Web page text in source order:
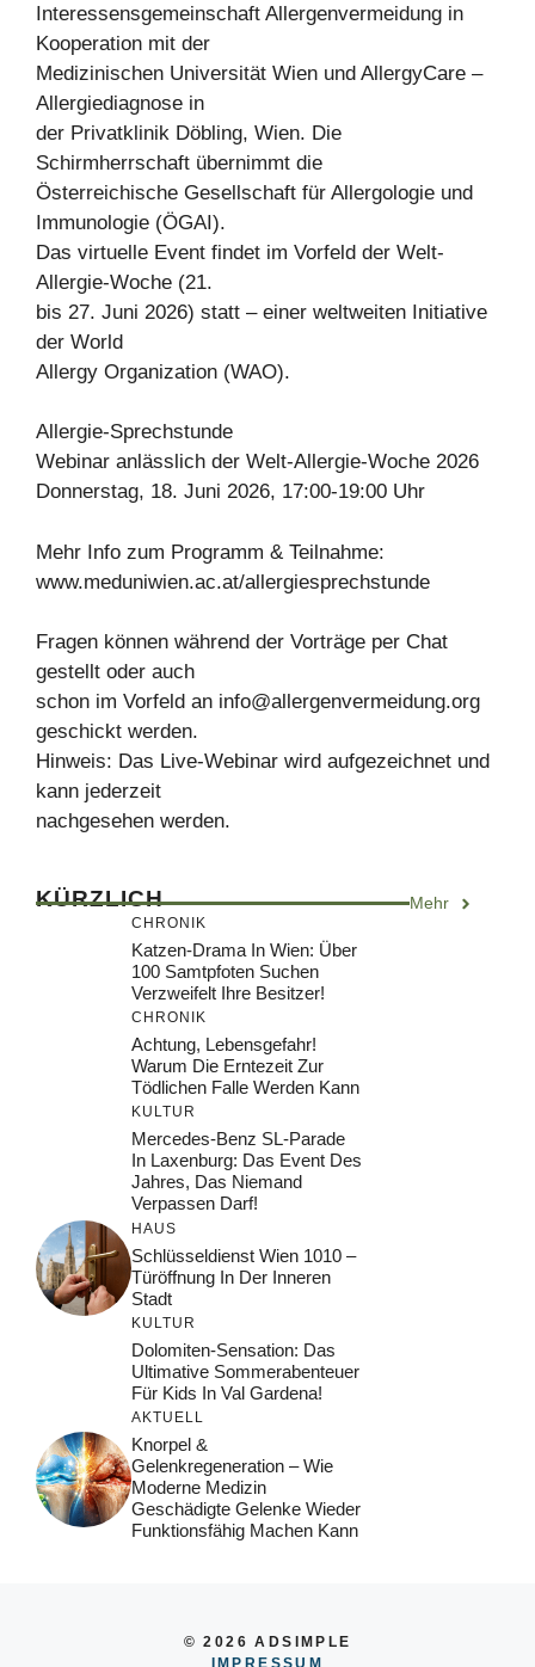
Interessensgemeinschaft Allergenvermeidung in
Kooperation mit der
Medizinischen Universität Wien und AllergyCare –
Allergiediagnose in
der Privatklinik Döbling, Wien. Die
Schirmherrschaft übernimmt die
Österreichische Gesellschaft für Allergologie und
Immunologie (ÖGAI).
Das virtuelle Event findet im Vorfeld der Welt-
Allergie-Woche (21.
bis 27. Juni 2026) statt – einer weltweiten Initiative
der World
Allergy Organization (WAO).
Allergie-Sprechstunde
Webinar anlässlich der Welt-Allergie-Woche 2026
Donnerstag, 18. Juni 2026, 17:00-19:00 Uhr
Mehr Info zum Programm & Teilnahme:
www.meduniwien.ac.at/allergiesprechstunde
Fragen können während der Vorträge per Chat
gestellt oder auch
schon im Vorfeld an info@allergenvermeidung.org
geschickt werden.
Hinweis: Das Live-Webinar wird aufgezeichnet und
kann jederzeit
nachgesehen werden.
KÜRZLICH Mehr
CHRONIK
Katzen-Drama In Wien: Über
100 Samtpfoten Suchen
Verzweifelt Ihre Besitzer!
CHRONIK
Achtung, Lebensgefahr!
Warum Die Erntezeit Zur
Tödlichen Falle Werden Kann
KULTUR
Mercedes-Benz SL-Parade
In Laxenburg: Das Event Des
Jahres, Das Niemand
Verpassen Darf!
HAUS
Schlüsseldienst Wien 1010 –
Türöffnung In Der Inneren
Stadt
KULTUR
Dolomiten-Sensation: Das
Ultimative Sommerabenteuer
Für Kids In Val Gardena!
AKTUELL
Knorpel &
Gelenkregeneration – Wie
Moderne Medizin
Geschädigte Gelenke Wieder
Funktionsfähig Machen Kann
© 2026 ADSIMPLE
IMPRESSUM